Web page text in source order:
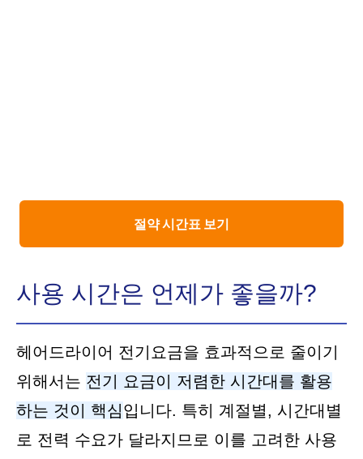
절약 시간표 보기
사용 시간은 언제가 좋을까?
헤어드라이어 전기요금을 효과적으로 줄이기
위해서는 전기 요금이 저렴한 시간대를 활용
하는 것이 핵심입니다. 특히 계절별, 시간대별
로 전력 수요가 달라지므로 이를 고려한 사용